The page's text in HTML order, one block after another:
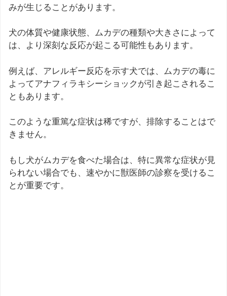
みが生じることがあります。
犬の体質や健康状態、ムカデの種類や大きさによって
は、より深刻な反応が起こる可能性もあります。
例えば、アレルギー反応を示す犬では、ムカデの毒に
よってアナフィラキシーショックが引き起こされるこ
ともあります。
このような重篤な症状は稀ですが、排除することはで
きません。
もし犬がムカデを食べた場合は、特に異常な症状が見
られない場合でも、速やかに獣医師の診察を受けるこ
とが重要です。